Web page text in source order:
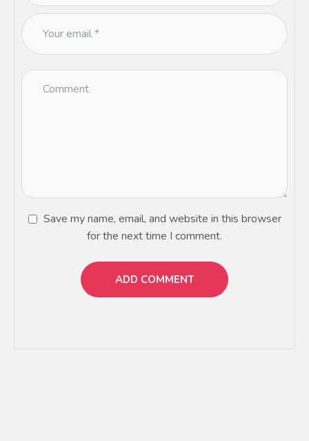
Save my name, email, and website in this browser
for the next time I comment.